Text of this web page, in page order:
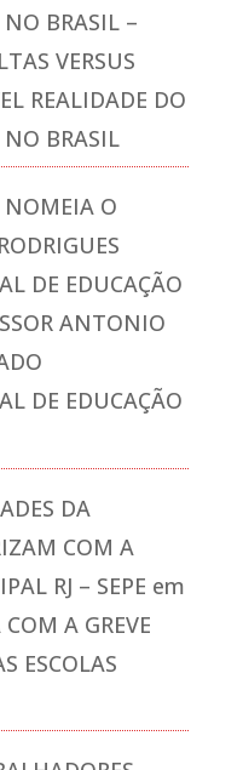
BRASIL –
VERSUS
REALIDADE DO
BRASIL
NOMEIA O
DE EDUCAÇÃO
ANTONIO
DE EDUCAÇÃO
DA
COM A
RJ – SEPE em
COM A GREVE
ESCOLAS